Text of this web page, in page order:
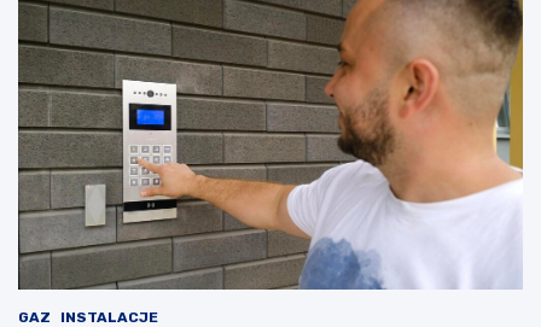
GAZ INSTALACJE